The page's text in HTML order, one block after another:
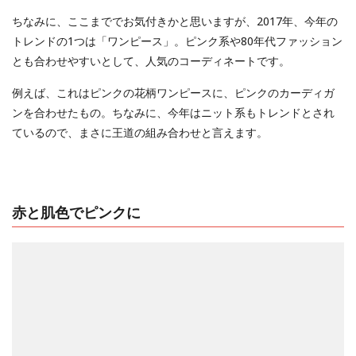
ちなみに、ここまででお気付きかと思いますが、2017年、今年の
トレンドの1つは「ワンピース」。ピンク系や80年代ファッション
とも合わせやすいとして、人気のコーディネートです。
例えば、これはピンクの花柄ワンピースに、ピンクのカーディガ
ンを合わせたもの。ちなみに、今年はニット系もトレンドとされ
ているので、まさに王道の組み合わせと言えます。
赤と肌色でピンクに